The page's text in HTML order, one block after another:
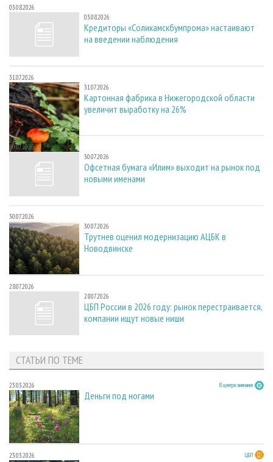
03.08.2026
03.08.2026
Кредиторы «Соликамскбумпрома» настаивают
на введении наблюдения
31.07.2026
31.07.2026
Картонная фабрика в Нижегородской области
увеличит выработку на 26%
30.07.2026
30.07.2026
Офсетная бумага «Илим» выходит на рынок под
новыми именами
30.07.2026
30.07.2026
Трутнев оценил модернизацию АЦБК в
Новодвинске
28.07.2026
28.07.2026
ЦБП России в 2026 году: рынок перестраивается,
компании ищут новые ниши
СТАТЬИ ПО ТЕМЕ
23.03.2026 В центре внимания
Деньги под ногами
23.03.2026 ЦБП